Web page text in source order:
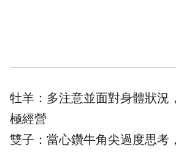
牡羊：多注意並面對身體狀況
極經營
雙子：當心鑽牛角尖過度思考